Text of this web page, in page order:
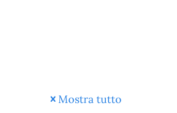
Mostra tutto